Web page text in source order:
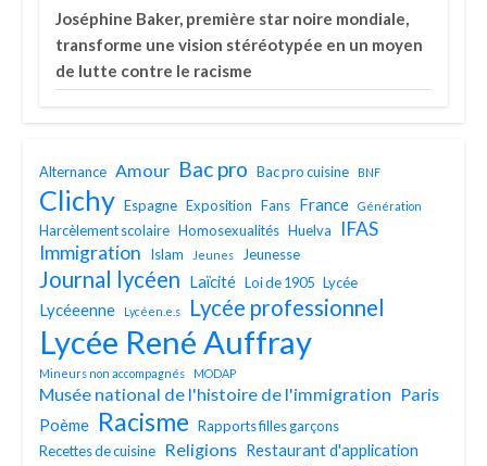
Joséphine Baker, première star noire mondiale,
transforme une vision stéréotypée en un moyen
de lutte contre le racisme
Alternance Amour Bac pro Bac pro cuisine BNF
Clichy Espagne Exposition Fans France Génération
Harcèlement scolaire Homosexualités Huelva
IFAS
Immigration
Islam Jeunes Jeunesse
Journal lycéen Laïcité Loi de 1905 Lycée
Lycéeenne Lycéen.e.s Lycée professionnel
Lycée René Auffray
Mineurs non accompagnés MODAP
Musée national de l'histoire de l'immigration Paris
Poème Racisme Rapports filles garçons
Recettes de cuisine
Religions Restaurant d'application